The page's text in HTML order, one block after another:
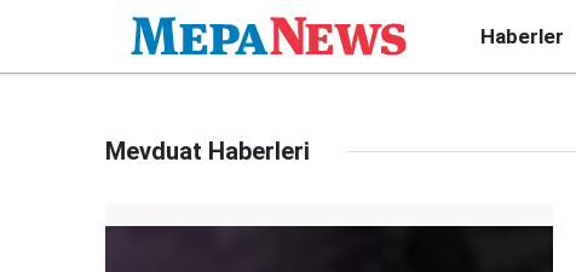
Haberler
Mevduat Haberleri